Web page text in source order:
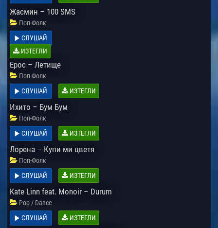
Жасмин – 100 SMS
Поп-Фолк
СЛУШАЙ
ИЗТЕГЛИ
Ерос – Летище
Поп-Фолк
СЛУШАЙ
ИЗТЕГЛИ
Ихито – Бум Бум
Поп-Фолк
СЛУШАЙ
ИЗТЕГЛИ
Лорена – Купи ми цветя
Поп-Фолк
СЛУШАЙ
ИЗТЕГЛИ
Kate Linn feat. Monoir – Durum
Pop / Dance
СЛУШАЙ
ИЗТЕГЛИ